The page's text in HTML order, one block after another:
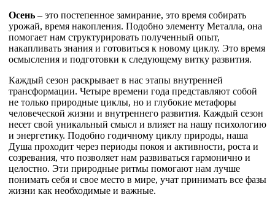
Осень – это постепенное замирание, это время собирать
урожай, время накопления. Подобно элементу Металла, она
помогает нам структурировать полученный опыт,
накапливать знания и готовиться к новому циклу. Это время
осмысления и подготовки к следующему витку развития.
Каждый сезон раскрывает в нас этапы внутренней
трансформации. Четыре времени года представляют собой
не только природные циклы, но и глубокие метафоры
человеческой жизни и внутреннего развития. Каждый сезон
несет свой уникальный смысл и влияет на нашу психологию
и энергетику. Подобно годичному циклу природы, наша
Душа проходит через периоды покоя и активности, роста и
созревания, что позволяет нам развиваться гармонично и
целостно. Эти природные ритмы помогают нам лучше
понимать себя и свое место в мире, учат принимать все фазы
жизни как необходимые и важные.